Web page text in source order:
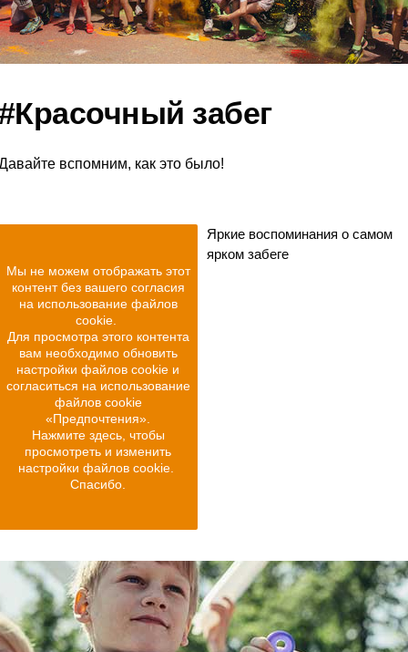
забег
вспомним, как это было!
Мы не можем отображать этот
контент без вашего согласия
на использование файлов
cookie.
Для просмотра этого контента
вам необходимо обновить
настройки файлов cookie и
согласиться на использование
файлов cookie
«Предпочтения».
Нажмите здесь, чтобы
просмотреть и изменить
настройки файлов cookie.
Спасибо.
Яркие воспоминания о самом
ярком забеге